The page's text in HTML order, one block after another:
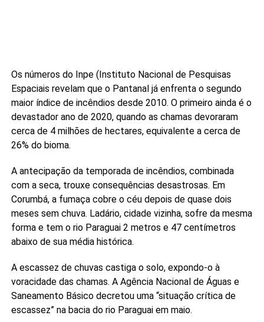
Os números do Inpe (Instituto Nacional de Pesquisas
Espaciais revelam que o Pantanal já enfrenta o segundo
maior índice de incêndios desde 2010. O primeiro ainda é o
devastador ano de 2020, quando as chamas devoraram
cerca de 4 milhões de hectares, equivalente a cerca de
26% do bioma.
A antecipação da temporada de incêndios, combinada
com a seca, trouxe consequências desastrosas. Em
Corumbá, a fumaça cobre o céu depois de quase dois
meses sem chuva. Ladário, cidade vizinha, sofre da mesma
forma e tem o rio Paraguai 2 metros e 47 centímetros
abaixo de sua média histórica.
A escassez de chuvas castiga o solo, expondo-o à
voracidade das chamas. A Agência Nacional de Águas e
Saneamento Básico decretou uma “situação crítica de
escassez” na bacia do rio Paraguai em maio.